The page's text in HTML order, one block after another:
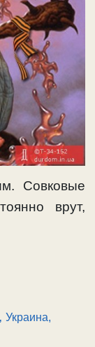
Совковые
врут,
,Украина,